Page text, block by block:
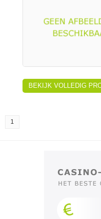
BEKIJK VOLLEDIG
1